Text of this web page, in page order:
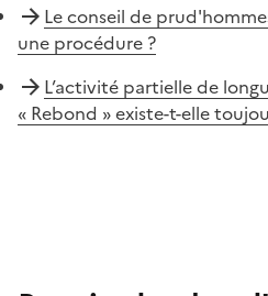
Le conseil de
une procédure ?
L’activité partielle de
« Rebond » existe-t-elle